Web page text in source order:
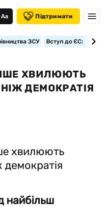
Аа Підтримати
ЗСУ Вступ до ЄС:
ХВИЛЮЮТЬ
ДЕМОКРАТІЯ
найбільш